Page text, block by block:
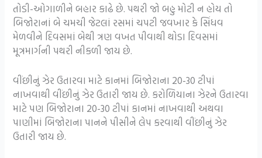
તોડી-ઓગાળીને બહાર કાઢે છે. પથરી જો બહુ મોટી ન હોય તો
બિજોરાનાં બે ચમચી જેટલાં રસમાં ચપટી જવખાર કે સિંધવ
મેળવીને દિવસમાં બેથી ત્રણ વખત પીવાથી થોડા દિવસમાં
મૂત્રમાર્ગની પથરી નીકળી જાય છે.
વીંછીનું ઝેર ઉતારવા માટે કાનમાં બિજોરાના 20-30 ટીપાં
નાખવાથી વીંછીનું ઝેર ઉતારી જાય છે. કરોળિયાના ઝેરને ઉતારવા
માટે પણ બિજોરાના 20-30 ટીપાં કાનમાં નાખવાથી અથવા
પાણીમાં બિજોરાના પાનને પીસીને લેપ કરવાથી વીંછીનું ઝેર
ઉતારી જાય છે.